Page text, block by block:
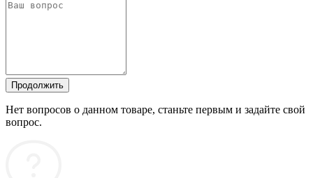
Продолжить
Нет вопросов о данном товаре, станьте первым и задайте свой
вопрос.